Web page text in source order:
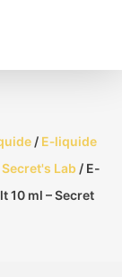
/ E‑liquide
Lab/ E-
10 ml – Secret